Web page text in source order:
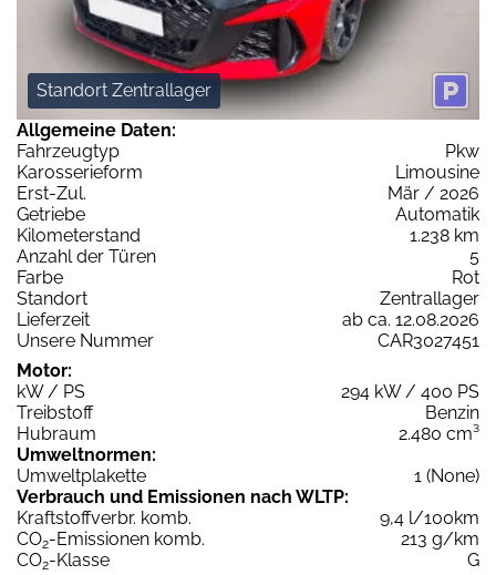
Standort Zentrallager
Allgemeine Daten:
Fahrzeugtyp
Pkw
Karosserieform
Limousine
Erst-Zul.
Mär / 2026
Getriebe
Automatik
Kilometerstand
1.238 km
Anzahl der Türen
5
Farbe
Rot
Standort
Zentrallager
Lieferzeit
ab ca. 12.08.2026
Unsere Nummer
CAR3027451
Motor:
kW / PS
294 kW / 400 PS
Treibstoff
Benzin
Hubraum
2.480 cm³
Umweltnormen:
Umweltplakette
1 (None)
Verbrauch und Emissionen nach WLTP:
Kraftstoffverbr. komb.
9,4 l/100km
CO2-Emissionen komb.
213 g/km
CO2-Klasse
G